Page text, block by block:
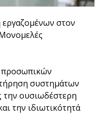
εργαζομένων στον
προσωπικών
συστημάτων
την ουσιωδέστερη
την ιδιωτικότητά